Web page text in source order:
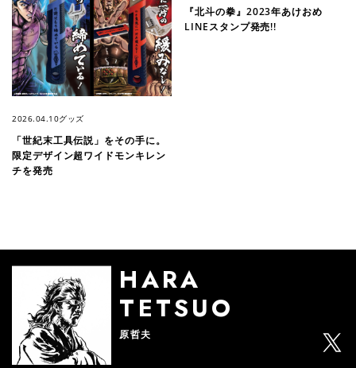
2026.04.10グッズ
「世紀末工具伝説」をその手に。
限定デザイン超ワイドモンキレン
チを発売
『北斗の拳』2023年あけおめ
LINEスタンプ発売!!
HARA
TETSUO
原哲夫